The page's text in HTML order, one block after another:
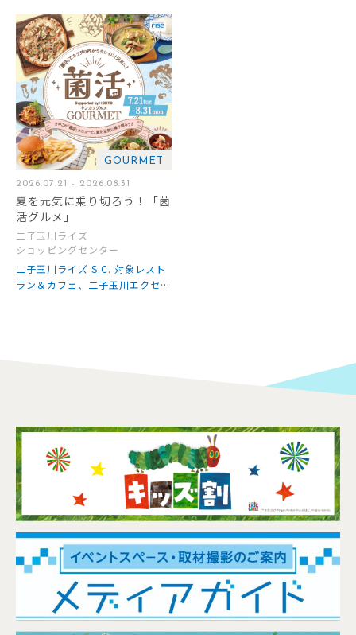
GOURMET
2026.07.21 - 2026.08.31
夏を元気に乗り切ろう！「菌
活グルメ」
二子玉川ライズ
ショッピングセンター
二子玉川ライズ S.C. 対象レスト
ラン＆カフェ、二子玉川エクセル